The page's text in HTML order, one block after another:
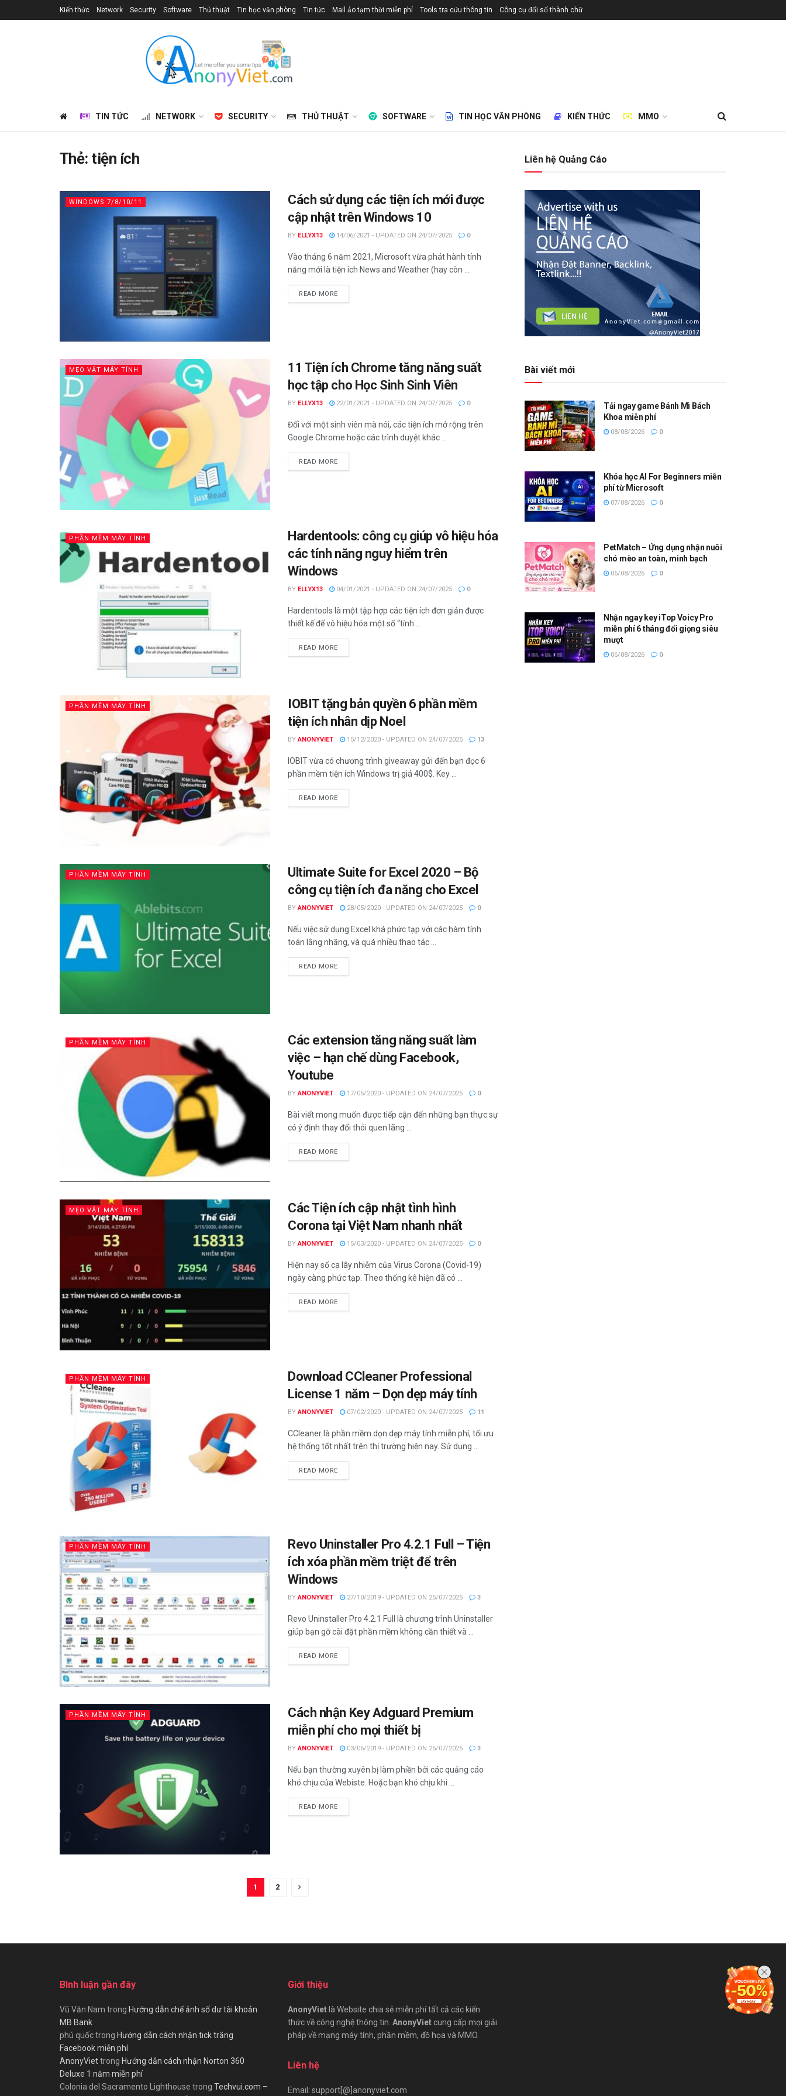
Kiến thức Network Security Software Thủ thuật Tin học văn phòng Tin tức Mail ảo tạm thời miễn phí Tools tra cứu thông tin Công cụ đổi số thành chữ
TIN TỨC NETWORK SECURITY THỦ THUẬT SOFTWARE TIN HỌC VĂN PHÒNG KIẾN THỨC MMO
Thẻ: tiện ích
WINDOWS 7/8/10/11
Cách sử dụng các tiện ích mới được
cập nhật trên Windows 10
BY ELLYX13 14/06/2021 - UPDATED ON 24/07/2025 0
Vào tháng 6 năm 2021, Microsoft vừa phát hành tính
năng mới là tiện ích News and Weather (hay còn ...
READ MOREDETAILS
MẸO VẶT MÁY TÍNH
11 Tiện ích Chrome tăng năng suất
học tập cho Học Sinh Sinh Viên
BY ELLYX13 22/01/2021 - UPDATED ON 24/07/2025 0
Đối với một sinh viên mà nói, các tiện ích mở rộng trên
Google Chrome hoặc các trình duyệt khác ...
READ MOREDETAILS
PHẦN MỀM MÁY TÍNH
Hardentools: công cụ giúp vô hiệu hóa
các tính năng nguy hiểm trên
Windows
BY ELLYX13 04/01/2021 - UPDATED ON 24/07/2025 0
Hardentools là một tập hợp các tiện ích đơn giản được
thiết kế để vô hiệu hóa một số “tính ...
READ MOREDETAILS
PHẦN MỀM MÁY TÍNH
IOBIT tặng bản quyền 6 phần mềm
tiện ích nhân dịp Noel
BY ANONYVIET 15/12/2020 - UPDATED ON 24/07/2025 13
IOBIT vừa có chương trình giveaway gửi đến bạn đọc 6
phần mềm tiện ích Windows trị giá 400$. Key ...
READ MOREDETAILS
PHẦN MỀM MÁY TÍNH
Ultimate Suite for Excel 2020 – Bộ
công cụ tiện ích đa năng cho Excel
BY ANONYVIET 28/05/2020 - UPDATED ON 24/07/2025 0
Nếu việc sử dụng Excel khá phức tạp với các hàm tính
toán lằng nhăng, và quá nhiều thao tác ...
READ MOREDETAILS
PHẦN MỀM MÁY TÍNH
Các extension tăng năng suất làm
việc – hạn chế dùng Facebook,
Youtube
BY ANONYVIET 17/05/2020 - UPDATED ON 24/07/2025 0
Bài viết mong muốn được tiếp cận đến những bạn thực sự
có ý định thay đổi thói quen lãng ...
READ MOREDETAILS
MẸO VẶT MÁY TÍNH
Các Tiện ích cập nhật tình hình
Corona tại Việt Nam nhanh nhất
BY ANONYVIET 15/03/2020 - UPDATED ON 24/07/2025 0
Hiện nay số ca lây nhiễm của Virus Corona (Covid-19)
ngày càng phức tạp. Theo thống kê hiện đã có ...
READ MOREDETAILS
PHẦN MỀM MÁY TÍNH
Download CCleaner Professional
License 1 năm – Dọn dẹp máy tính
BY ANONYVIET 07/02/2020 - UPDATED ON 24/07/2025 11
CCleaner là phần mềm dọn dẹp máy tính miễn phí, tối ưu
hệ thống tốt nhất trên thị trường hiện nay. Sử dụng ...
READ MOREDETAILS
PHẦN MỀM MÁY TÍNH
Revo Uninstaller Pro 4.2.1 Full – Tiện
ích xóa phần mềm triệt để trên
Windows
BY ANONYVIET 27/10/2019 - UPDATED ON 25/07/2025 3
Revo Uninstaller Pro 4.2.1 Full là chương trình Uninstaller
giúp bạn gỡ cài đặt phần mềm không cần thiết và ...
READ MOREDETAILS
PHẦN MỀM MÁY TÍNH
Cách nhận Key Adguard Premium
miễn phí cho mọi thiết bị
BY ANONYVIET 03/06/2019 - UPDATED ON 25/07/2025 3
Nếu bạn thường xuyên bị làm phiền bởi các quảng cáo
khó chịu của Webiste. Hoặc bạn khó chịu khi ...
READ MOREDETAILS
1 2
Liên hệ Quảng Cáo
Bài viết mới
Tải ngay game Bánh Mì Bách
Khoa miễn phí
08/08/2026 0
Khóa học AI For Beginners miễn
phí từ Microsoft
07/08/2026 0
PetMatch – Ứng dụng nhận nuôi
chó mèo an toàn, minh bạch
06/08/2026 0
Nhận ngay key iTop Voicy Pro
miễn phí 6 tháng đổi giọng siêu
mượt
06/08/2026 0
Bình luận gần đây
Vũ Văn Nam trong Hướng dẫn chế ảnh số dư tài khoản
MB Bank
phú quốctrong Hướng dẫn cách nhận tick trắng
Facebook miễn phí
AnonyViettrong Hướng dẫn cách nhận Norton 360
Deluxe 1 năm miễn phí
Colonia del Sacramento Lighthouse trong Techvui.com –
Giới thiệu
AnonyViet là Website chia sẻ miễn phí tất cả các kiến
thức về công nghệ thông tin. AnonyViet cung cấp mọi giải
pháp về mạng máy tính, phần mềm, đồ họa và MMO.
Liên hệ
Email: support[@]anonyviet.com